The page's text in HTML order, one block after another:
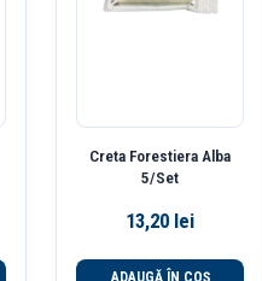
Creta Forestiera Alba
5/Set
13,20 lei